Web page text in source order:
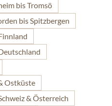
bis Tromsö
bis Spitzbergen
Ostküste
& Österreich